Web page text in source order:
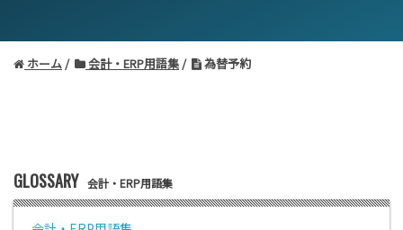
ホーム 会計・ERP用語集 為替予約
GLOSSARY 会計・ERP用語集